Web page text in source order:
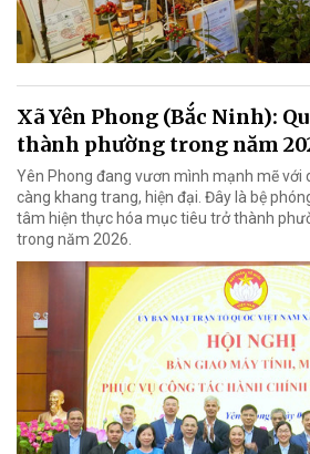
Xã Yên Phong (Bắc Ninh):
thành phường trong năm
Yên Phong đang vươn mình mạnh mẽ với
càng khang trang, hiện đại. Đây là bệ
tâm hiện thực hóa mục tiêu trở thành
trong năm 2026.